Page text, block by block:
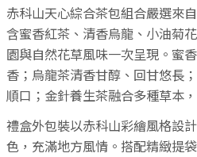
赤科山天心綜合茶包組合嚴選來
含蜜香紅茶、清香烏龍、小油菊
園與自然花草風味一次呈現。蜜
香；烏龍茶清香甘醇、回甘悠長
順口；金針養生茶融合多種草本
禮盒外包裝以赤科山彩繪風格設
色，充滿地方風情。搭配精緻提